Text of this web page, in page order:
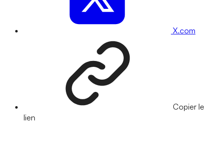
X.com
Copier le
lien